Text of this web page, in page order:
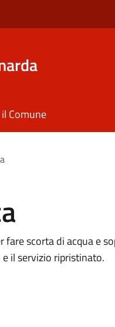
Comune
scorta di acqua e
il servizio ripristinato.